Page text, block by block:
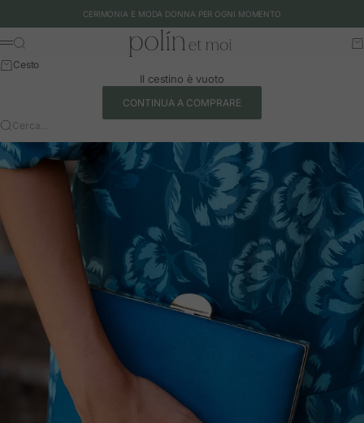
CERIMONIA E MODA DONNA PER OGNI MOMENTO
Polín et moi - EU
Menu
Cerca
Cesto
Il cestino è vuoto
CONTINUA A COMPRARE
Cerca…